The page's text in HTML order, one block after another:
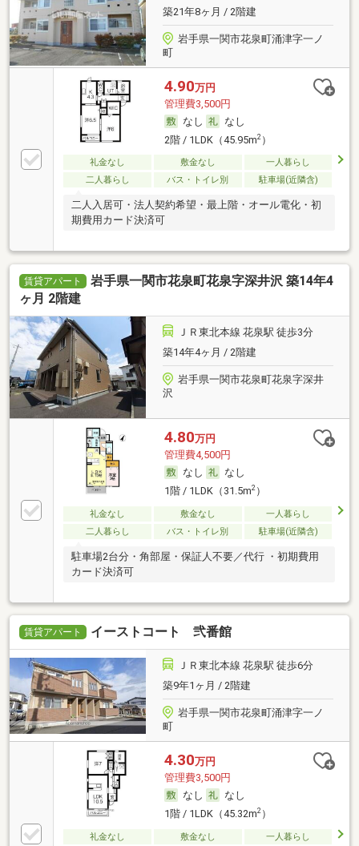
築21年8ヶ月 / 2階建
岩手県一関市花泉町涌津字一ノ
町
4.90万円
管理費3,500円
なし
なし
2階 / 1LDK（45.95m2）
礼金なし 敷金なし
一人暮らし
二人暮らし
バス・トイレ別 駐車場(近隣含)
二人入居可・法人契約希望・最上階・オール電化・初
期費用カード決済可
賃貸アパート
岩手県一関市花泉町花泉字深井沢 築14年4
ヶ月 2階建
ＪＲ東北本線 花泉駅 徒歩3分
築14年4ヶ月 / 2階建
岩手県一関市花泉町花泉字深井
沢
4.80万円
管理費4,500円
なし
なし
1階 / 1LDK（31.5m2）
礼金なし 敷金なし
一人暮らし
二人暮らし
バス・トイレ別 駐車場(近隣含)
駐車場2台分・角部屋・保証人不要／代行 ・初期費用
カード決済可
賃貸アパート イーストコート 弐番館
ＪＲ東北本線 花泉駅 徒歩6分
築9年1ヶ月 / 2階建
岩手県一関市花泉町涌津字一ノ
町
4.30万円
管理費3,500円
なし
なし
1階 / 1LDK（45.32m2）
礼金なし 敷金なし
一人暮らし